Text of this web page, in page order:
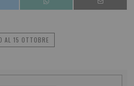
AL 15 OTTOBRE